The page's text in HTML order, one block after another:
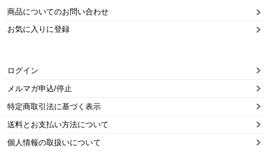
商品についてのお問い合わせ
お気に入りに登録
ログイン
メルマガ申込/停止
特定商取引法に基づく表示
送料とお支払い方法について
個人情報の取扱いについて